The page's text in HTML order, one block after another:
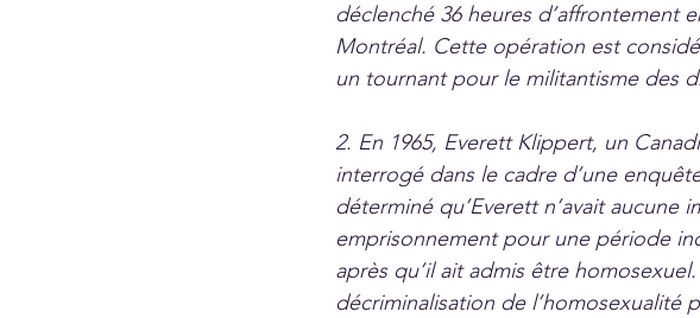
déclenché 36 heures d’affrontement
Montréal. Cette opération est
un tournant pour le militantisme des
2. En 1965, Everett Klippert, un
interrogé dans le cadre d’une
déterminé qu’Everett n’avait aucune
emprisonnement pour une période
après qu’il ait admis être
décriminalisation de l’homosexualité